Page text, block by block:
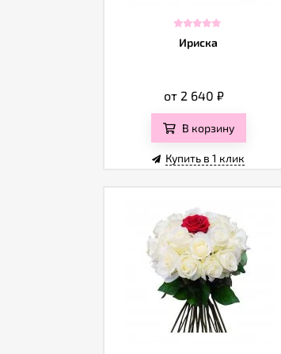
Ириска
от 2 640 ₽
В корзину
Купить в 1 клик